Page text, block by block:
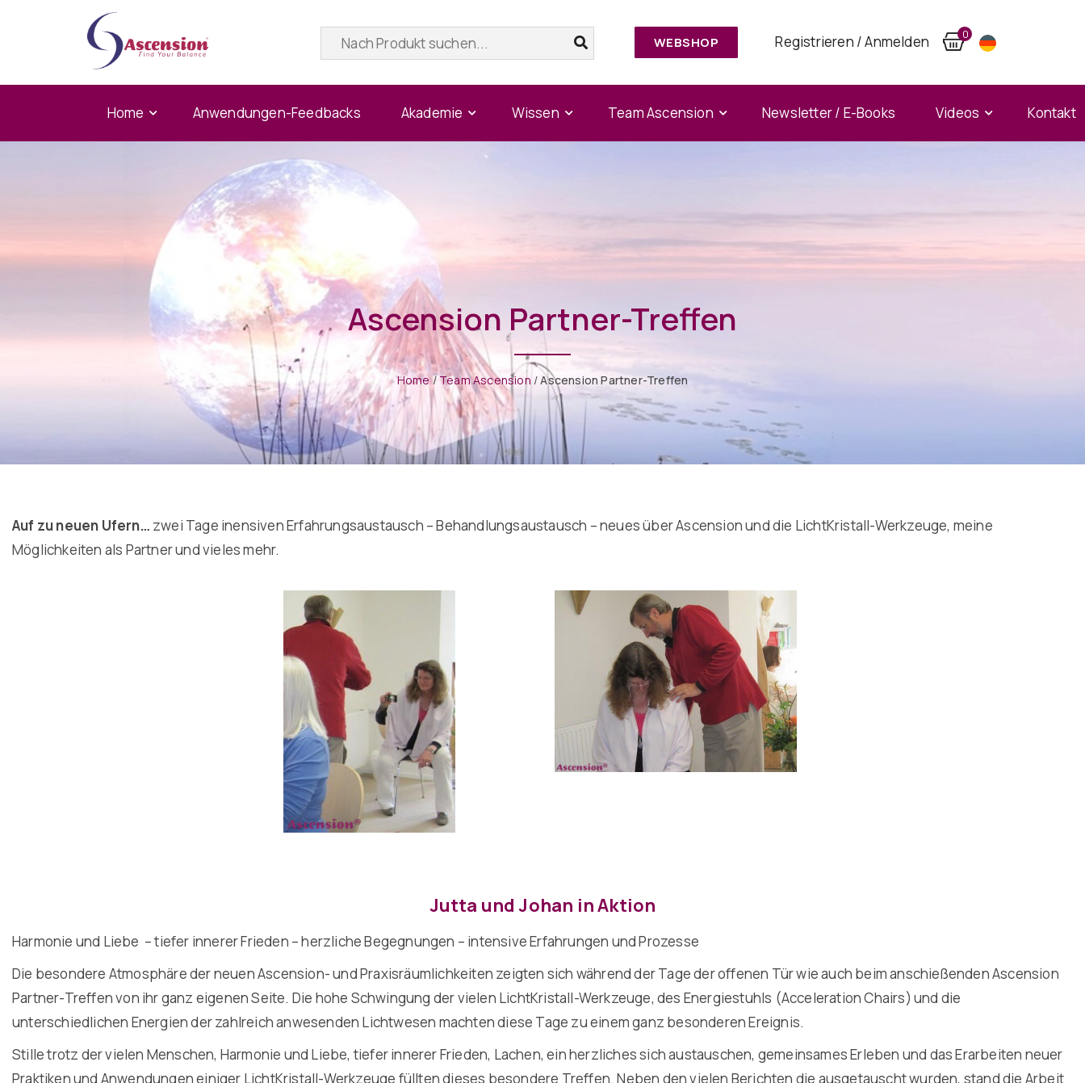
WEBSHOP Registrieren / Anmelden 0
Home Anwendungen-Feedbacks Akademie Wissen Team Ascension Newsletter / E-Books Videos Kontakt
Ascension Partner-Treffen
Home /Team Ascension /Ascension Partner-Treffen
Auf zu neuen Ufern… zwei Tage inensiven Erfahrungsaustausch – Behandlungsaustausch – neues über Ascension und die LichtKristall-Werkzeuge, meine
Möglichkeiten als Partner und vieles mehr.
Jutta und Johan in Aktion
Harmonie und Liebe – tiefer innerer Frieden – herzliche Begegnungen – intensive Erfahrungen und Prozesse
Die besondere Atmosphäre der neuen Ascension- und Praxisräumlichkeiten zeigten sich während der Tage der offenen Tür wie auch beim anschießenden Ascension
Partner-Treffen von ihr ganz eigenen Seite. Die hohe Schwingung der vielen LichtKristall-Werkzeuge, des Energiestuhls (Acceleration Chairs) und die
unterschiedlichen Energien der zahlreich anwesenden Lichtwesen machten diese Tage zu einem ganz besonderen Ereignis.
Stille trotz der vielen Menschen, Harmonie und Liebe, tiefer innerer Frieden, Lachen, ein herzliches sich austauschen, gemeinsames Erleben und das Erarbeiten neuer
Praktiken und Anwendungen einiger LichtKristall-Werkzeuge füllten dieses besondere Treffen. Neben den vielen Berichten die ausgetauscht wurden, stand die Arbeit